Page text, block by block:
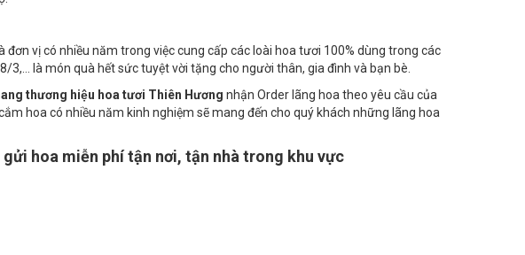
các loại hoa mùa xuân nổi bật khác thì ý nghĩa hoa lan hồ điệp cũng được
đơn vị có nhiều năm trong việc cung cấp các loài hoa tươi 100% dùng trong các
3,… là món quà hết sức tuyệt vời tặng cho người thân, gia đình và bạn bè.
thương hiệu hoa tươi Thiên Hương
nhận Order lãng hoa theo yêu cầu của
hoa có nhiều năm kinh nghiệm sẽ mang đến cho quý khách những lãng hoa
hoa miễn phí tận nơi, tận nhà trong khu vực